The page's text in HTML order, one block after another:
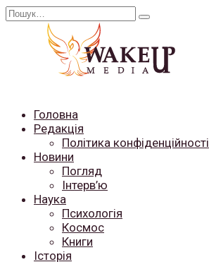
Перейти
Search
Головна
Редакція
Політика конфіденційності
Новини
Погляд
Інтерв’ю
Наука
Психологія
Космос
Книги
Історія